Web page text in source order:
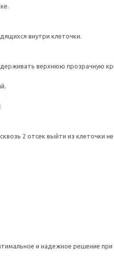
внутри клеточки.
верхнюю прозрачную
2 отсек выйти из клеточки
и надежное решение